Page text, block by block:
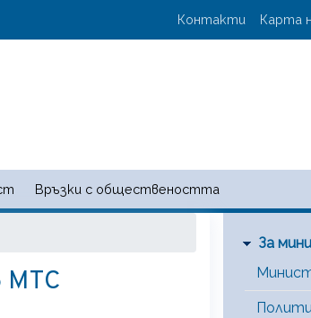
User account
Контакти Карта
Връзки с обществеността
| Ministry of
МТС
Main
За